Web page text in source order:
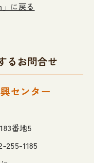
に戻る
るお問合せ
センター
番地5
255-1185